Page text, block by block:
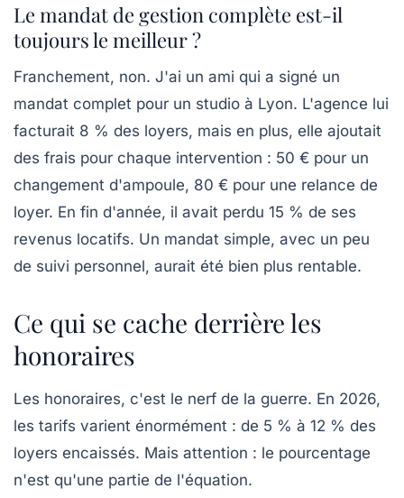
Le mandat de gestion complète est-il
toujours le meilleur ?
Franchement, non. J'ai un ami qui a signé un
mandat complet pour un studio à Lyon. L'agence lui
facturait 8 % des loyers, mais en plus, elle ajoutait
des frais pour chaque intervention : 50 € pour un
changement d'ampoule, 80 € pour une relance de
loyer. En fin d'année, il avait perdu 15 % de ses
revenus locatifs. Un mandat simple, avec un peu
de suivi personnel, aurait été bien plus rentable.
Ce qui se cache derrière les
honoraires
Les honoraires, c'est le nerf de la guerre. En 2026,
les tarifs varient énormément : de 5 % à 12 % des
loyers encaissés. Mais attention : le pourcentage
n'est qu'une partie de l'équation.